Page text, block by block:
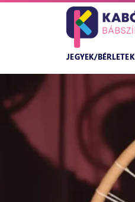
JEGYEK/BÉRLETEK